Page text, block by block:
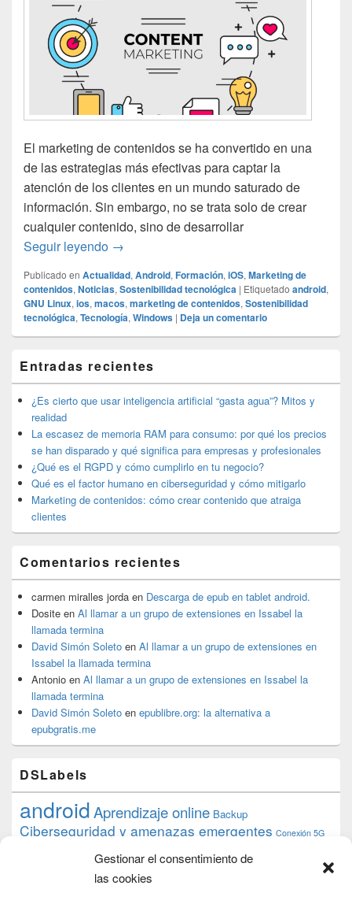
Gestionar el consentimiento de
las cookies
El marketing de contenidos se ha convertido en una
de las estrategias más efectivas para captar la
atención de los clientes en un mundo saturado de
información. Sin embargo, no se trata solo de crear
cualquier contenido, sino de desarrollar
Seguir leyendo Marketing de contenidos: cómo crear
→
Publicado en Actualidad, Android, Formación, iOS, Marketing de
contenidos, Noticias, Sostenibilidad tecnológica | Etiquetado android,
GNU Linux, ios, macos, marketing de contenidos, Sostenibilidad
tecnológica, Tecnología, Windows | Deja un comentario
área
de
widget
barra
lateral
primaria
Entradas recientes
¿Es cierto que usar inteligencia artificial “gasta agua”? Mitos y
realidad
La escasez de memoria RAM para consumo: por qué los precios
se han disparado y qué significa para empresas y profesionales
¿Qué es el RGPD y cómo cumplirlo en tu negocio?
Qué es el factor humano en ciberseguridad y cómo mitigarlo
Marketing de contenidos: cómo crear contenido que atraiga
clientes
Comentarios recientes
carmen miralles jorda en Descarga de epub en tablet android.
Dosite en Al llamar a un grupo de extensiones en Issabel la
llamada termina
David Simón Soleto en Al llamar a un grupo de extensiones en
Issabel la llamada termina
Antonio en Al llamar a un grupo de extensiones en Issabel la
llamada termina
David Simón Soleto en epublibre.org: la alternativa a
epubgratis.me
DSLabels
androidAprendizaje online Backup
Ciberseguridad y amenazas emergentes Conexión 5G
datos debian desarrollo web
Formación Google
iphone